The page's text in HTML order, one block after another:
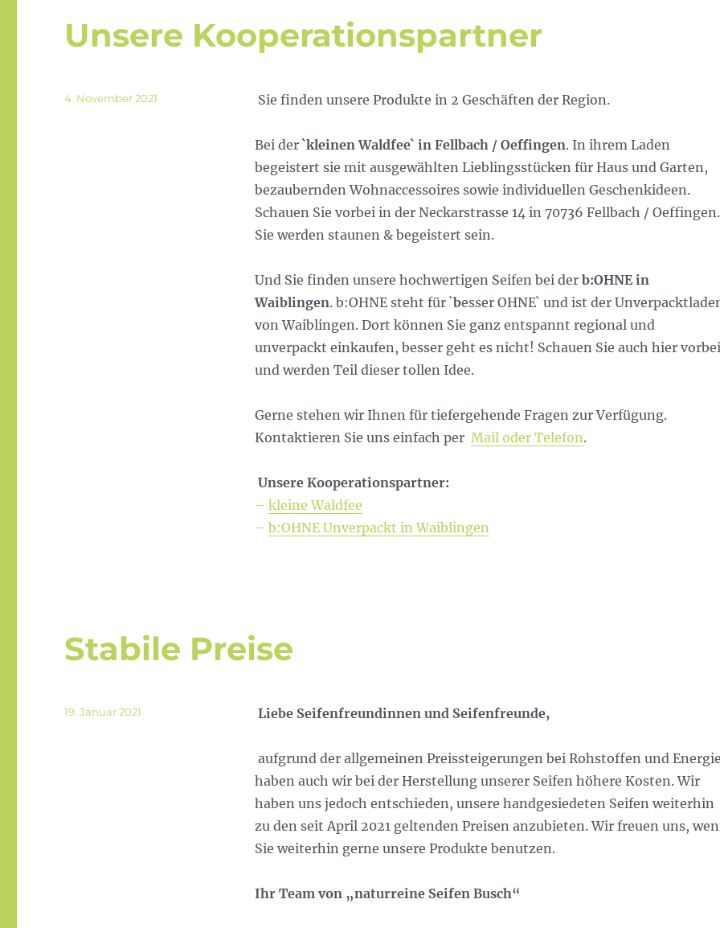
Unsere Kooperationspartner
Sie finden unsere Produkte in 2 Geschäften der Region.
Bei der `kleinen Waldfee` in Fellbach / Oeffingen. In ihrem Laden
begeistert sie mit ausgewählten Lieblingsstücken für Haus und Garten,
bezaubernden Wohnaccessoires sowie individuellen Geschenkideen.
Schauen Sie vorbei in der Neckarstrasse 14 in 70736 Fellbach / Oeffingen.
Sie werden staunen & begeistert sein.
Und Sie finden unsere hochwertigen Seifen bei der b:OHNE in
Waiblingen. b:OHNE steht für `besser OHNE` und ist der
von Waiblingen. Dort können Sie ganz entspannt regional und
unverpackt einkaufen, besser geht es nicht! Schauen Sie auch hier vorbei
und werden Teil dieser tollen Idee.
Gerne stehen wir Ihnen für tiefergehende Fragen zur Verfügung.
Kontaktieren Sie uns einfach per Mail oder Telefon.
Unsere Kooperationspartner:
– kleine Waldfee
– b:OHNE Unverpackt in Waiblingen
Veröffentlicht
4. November 2021
Stabile Preise
Liebe Seifenfreundinnen und Seifenfreunde,
aufgrund der allgemeinen Preissteigerungen bei Rohstoffen und
haben auch wir bei der Herstellung unserer Seifen höhere Kosten. Wir
haben uns jedoch entschieden, unsere handgesiedeten Seifen weiterhin
zu den seit April 2021 geltenden Preisen anzubieten. Wir freuen uns,
Sie weiterhin gerne unsere Produkte benutzen.
Ihr Team von „naturreine Seifen Busch“
Veröffentlicht
19. Januar 2021